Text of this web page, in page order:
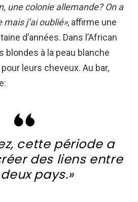
une colonie allemande? On a
mais j’ai oublié», affirme une
d’années. Dans l’African
blondes à la peau blanche
leurs cheveux. Au bar,
cette période a
des liens entre
pays.»